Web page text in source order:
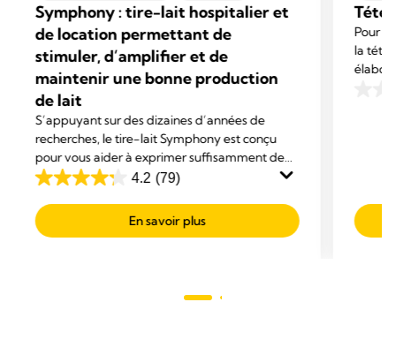
Symphony : tire-lait hospitalier et
de location permettant de
stimuler, d’amplifier et de
maintenir une bonne production
de lait
S’appuyant sur des dizaines d’années de
recherches, le tire-lait Symphony est conçu
pour vous aider à exprimer suffisamment de
lait pour favoriser l’allaitement de votre bébé.
4.2 (79)
4.2
sur
5
En savoir plus
Pour
la